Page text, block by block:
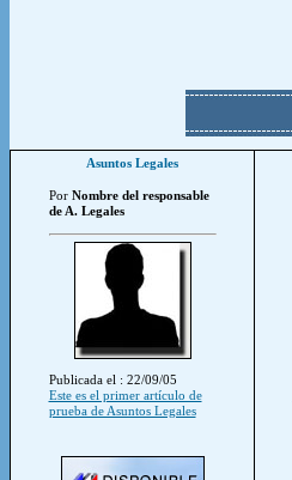
Asuntos Legales
Por Nombre del responsable
de A. Legales
Publicada el : 22/09/05
Este es el primer artículo de
prueba de Asuntos Legales